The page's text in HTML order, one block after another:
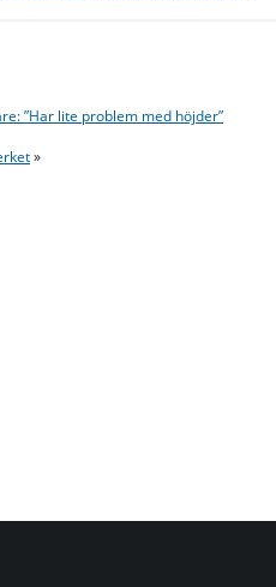
”Har lite problem med höjder”
»